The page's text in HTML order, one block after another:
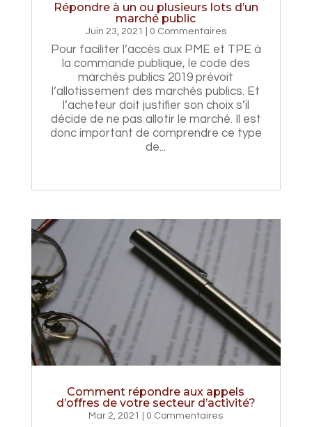
Répondre à un ou plusieurs lots d’un
marché public
Juin 23, 2021 | 0 Commentaires
Pour faciliter l’accès aux PME et TPE à
la commande publique, le code des
marchés publics 2019 prévoit
l’allotissement des marchés publics. Et
l’acheteur doit justifier son choix s’il
décide de ne pas allotir le marché. Il est
donc important de comprendre ce type
de...
Comment répondre aux appels
d’offres de votre secteur d’activité?
Mar 2, 2021 | 0 Commentaires